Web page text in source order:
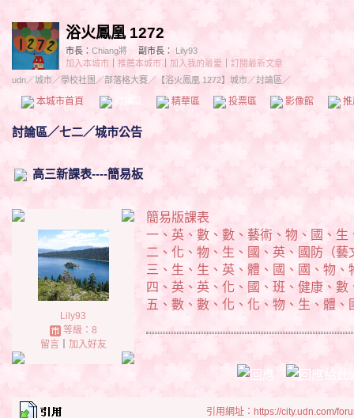
浴火鳳凰 1272
市長： Chiang將 副市長：
Lily93
加入本城市
推薦本城市 加入我的最愛
訂閱最新文章
udn／城市／學校社團 ／部落格大賽／ 【浴火鳳凰 1272】城市／討論區／
本城市首頁 討論區 精華區 投票區 影像館
討論區／七二／城市公告
高三新課表----簡易板
Lily93
等級：8
留言｜ 加入好友
簡易版課表
一、英、數、數、藝術、物、國、生
二、化、物、生、國、英、國防（藝
三、生、生、英、體、國、國、物、
四、英、英、化、國、班、健康、數
五、數、數、化、化、物、生、體、
引用網址：https://city.udn.com/